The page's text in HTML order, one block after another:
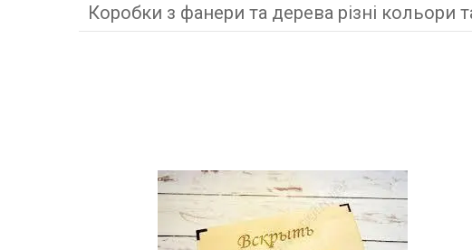
Коробки з фанери та дерева різні кольори